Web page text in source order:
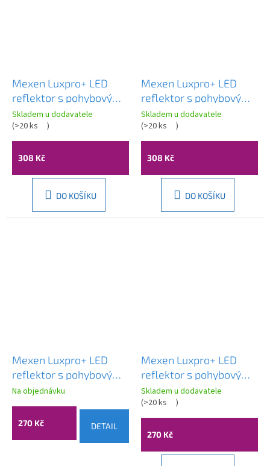
Mexen Luxpro+ LED
reflektor s pohybovým
senzorem, 30W,
neutrální - 4000K, 3300
lm, černá - L236-030-
40-70
Skladem u dodavatele
(>20 ks )
308 Kč
DO KOŠÍKU
Mexen Luxpro+ LED
reflektor s pohybovým
senzorem, 30W,
neutrální - 4000K, 3300
lm, bílá - L236-030-40-
20
Skladem u dodavatele
(>20 ks )
308 Kč
DO KOŠÍKU
Mexen Luxpro+ LED
reflektor s pohybovým
senzorem, 20W,
studená - 6500K, 2200
lm, černá - L236-020-
Na objednávku
270 Kč DETAIL
Mexen Luxpro+ LED
reflektor s pohybovým
senzorem, 20W,
studená - 6500K, 2200
lm, bílá - L236-020-65-
20
Skladem u dodavatele
(>20 ks )
270 Kč